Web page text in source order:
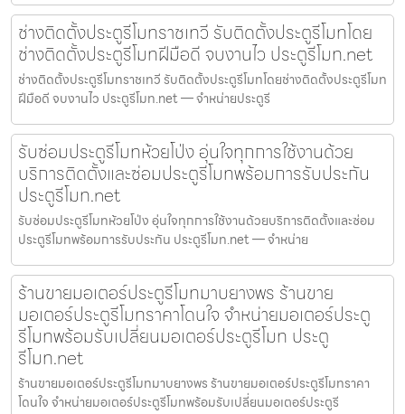
ช่างติดตั้งประตูรีโมทราชเทวี รับติดตั้งประตูรีโมทโดย
ช่างติดตั้งประตูรีโมทฝีมือดี จบงานไว ประตูรีโมท.net
ช่างติดตั้งประตูรีโมทราชเทวี รับติดตั้งประตูรีโมทโดยช่างติดตั้งประตูรีโมท
ฝีมือดี จบงานไว ประตูรีโมท.net — จำหน่ายประตูรี
รับซ่อมประตูรีโมทห้วยโป่ง อุ่นใจทุกการใช้งานด้วย
บริการติดตั้งและซ่อมประตูรีโมทพร้อมการรับประกัน
ประตูรีโมท.net
รับซ่อมประตูรีโมทห้วยโป่ง อุ่นใจทุกการใช้งานด้วยบริการติดตั้งและซ่อม
ประตูรีโมทพร้อมการรับประกัน ประตูรีโมท.net — จำหน่าย
ร้านขายมอเตอร์ประตูรีโมทมาบยางพร ร้านขาย
มอเตอร์ประตูรีโมทราคาโดนใจ จำหน่ายมอเตอร์ประตู
รีโมทพร้อมรับเปลี่ยนมอเตอร์ประตูรีโมท ประตู
รีโมท.net
ร้านขายมอเตอร์ประตูรีโมทมาบยางพร ร้านขายมอเตอร์ประตูรีโมทราคา
โดนใจ จำหน่ายมอเตอร์ประตูรีโมทพร้อมรับเปลี่ยนมอเตอร์ประตูรี